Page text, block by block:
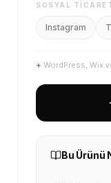
SOSYAL
Instagram
+ WordPress, Wix
Bu Ürünü